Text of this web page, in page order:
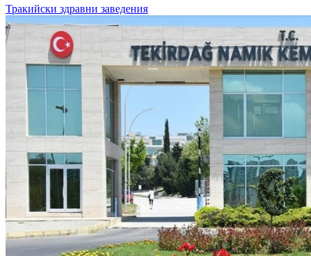
Тракийски здравни заведения